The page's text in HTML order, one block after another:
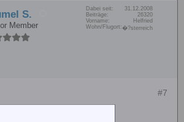
S.
Member
Dabei seit:
31.12.2008
Beiträge:
26320
Vorname:
Helfried
Wohn/Flugort: �?sterreich
#7